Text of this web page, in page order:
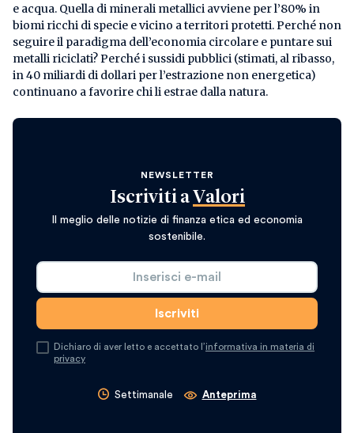
e acqua. Quella di minerali metallici avviene per l’80% in
biomi ricchi di specie e vicino a territori protetti. Perché non
seguire il paradigma dell’economia circolare e puntare sui
metalli riciclati? Perché i sussidi pubblici (stimati, al ribasso,
in 40 miliardi di dollari per l’estrazione non energetica)
continuano a favorire chi li estrae dalla natura.
NEWSLETTER
Iscriviti a Valori
Il meglio delle notizie di finanza etica ed economia
sostenibile.
Dichiaro di aver letto e accettato l’informativa in materia di
privacy
Settimanale Anteprima